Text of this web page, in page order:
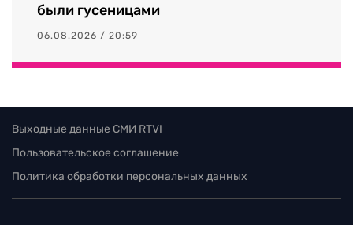
были гусеницами
06.08.2026 / 20:59
Выходные данные СМИ RTVI
Пользовательское соглашение
Политика обработки персональных данных